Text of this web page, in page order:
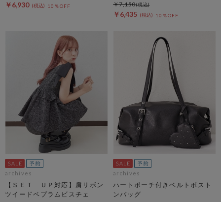
￥6,930 10％OFF
￥6,435 10％OFF
￥7,150
archives
【ＳＥＴ ＵＰ対応】肩リボン
ツイードペプラムビスチェ
archives
ハートポーチ付きベルトボスト
ンバッグ